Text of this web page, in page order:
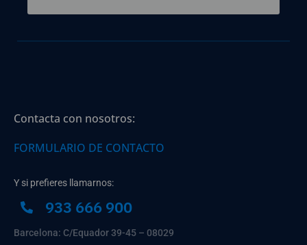
Contacta con nosotros:
FORMULARIO DE CONTACTO
Y si prefieres llamarnos:
933 666 900
Barcelona: C/Equador 39-45 – 08029